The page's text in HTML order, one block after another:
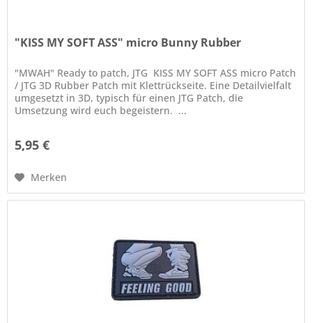
"KISS MY SOFT ASS" micro Bunny Rubber
"MWAH" Ready to patch, JTG KISS MY SOFT ASS micro Patch
/ JTG 3D Rubber Patch mit Klettrückseite. Eine Detailvielfalt
umgesetzt in 3D, typisch für einen JTG Patch, die
Umsetzung wird euch begeistern. ...
5,95 €
Merken